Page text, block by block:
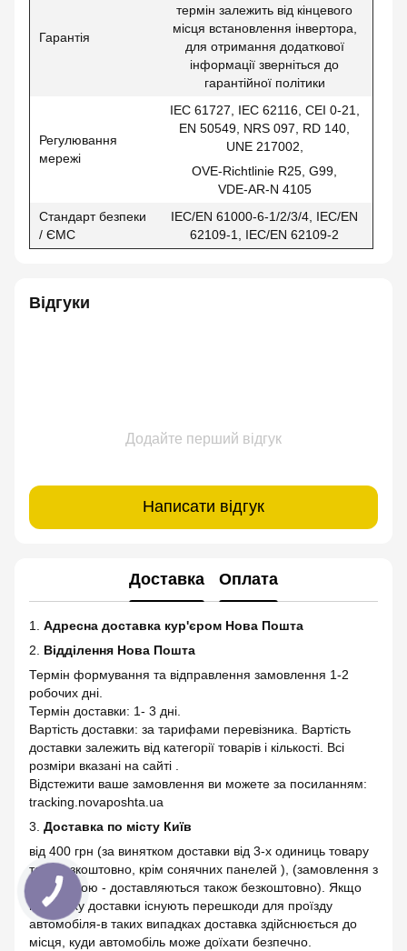
Гарантія
термін залежить від кінцевого
місця встановлення інвертора,
для отримання додаткової
інформації зверніться до
гарантійної політики
Регулювання
мережі
IEC 61727, IEC 62116, CEI 0-21,
EN 50549, NRS 097, RD 140,
UNE 217002,
OVE-Richtlinie R25, G99,
VDE-AR-N 4105
Стандарт безпеки
/ ЄМС
IEC/EN 61000-6-1/2/3/4, IEC/EN
62109-1, IEC/EN 62109-2
Відгуки
Додайте перший відгук
Написати відгук
Доставка Оплата
1. Адресна доставка кур'єром Нова Пошта
2. Відділення Нова Пошта
Термін формування та відправлення замовлення 1-2
робочих дні.
Термін доставки: 1- 3 дні.
Вартість доставки: за тарифами перевізника. Вартість
доставки залежить від категорії товарів і кількості. Всі
розміри вказані на сайті .
Відстежити ваше замовлення ви можете за посиланням:
tracking.novaposhta.ua
3. Доставка по місту Київ
від 400 грн (за винятком доставки від 3-х одиниць товару
тоді безкоштовно, крім сонячних панелей ), (замовлення з
установкою - доставляються також безкоштовно). Якщо
на шляху доставки існують перешкоди для проїзду
автомобіля-в таких випадках доставка здійснюється до
місця, куди автомобіль може доїхати безпечно.